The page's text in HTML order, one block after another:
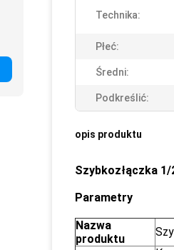
Technika:
Płeć:
Średni:
Podkreślić:
opis produktu
Szybkozłączka
Parametry
Nazwa
produktu